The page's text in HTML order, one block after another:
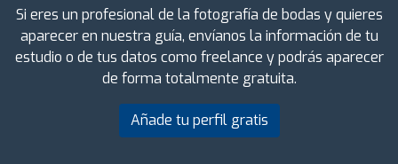
Si eres un profesional de la fotografía de bodas y quieres
aparecer en nuestra guía, envíanos la información de tu
estudio o de tus datos como freelance y podrás aparecer
de forma totalmente gratuita.
Añade tu perfil gratis